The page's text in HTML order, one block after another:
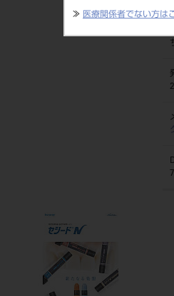
≫ 医療関係者でない方は